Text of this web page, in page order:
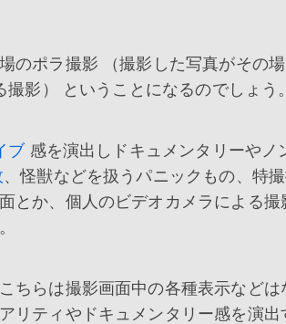
ポラ撮影 （撮影した写真がその
影） ということになるのでしょう。
ブ 感を演出しドキュメンタリーやノ
、怪獣などを扱うパニックもの、特
か、個人のビデオカメラによる撮
らは撮影画面中の各種表示などは
リティやドキュメンタリー感を演